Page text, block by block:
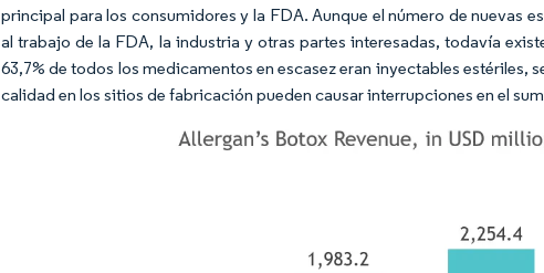
principal para los consumidores y la FDA. Aunque el número de nuevas
al trabajo de la FDA, la industria y otras partes interesadas, todavía
63,7% de todos los medicamentos en escasez eran inyectables estériles,
calidad en los sitios de fabricación pueden causar interrupciones en el